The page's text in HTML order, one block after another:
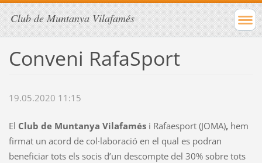
Club de Muntanya Vilafamés
Conveni RafaSport
19.05.2020 11:15
El Club de Muntanya Vilafamés i Rafaesport (JOMA), hem
firmat un acord de col·laboració en el qual es podran
beneficiar tots els socis d’un descompte del 30% sobre tots